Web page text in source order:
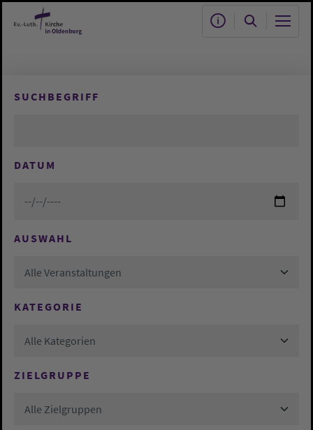
Zum Hauptinhalt springen
SUCHBEGRIFF
DATUM
AUSWAHL
Alle Veranstaltungen
KATEGORIE
Alle Kategorien
ZIELGRUPPE
Alle Zielgruppen